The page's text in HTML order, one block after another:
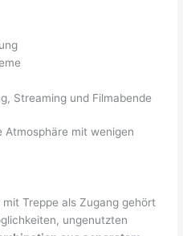
Streaming und Filmabende
Atmosphäre mit wenigen
Treppe als Zugang gehört
ungenutzten